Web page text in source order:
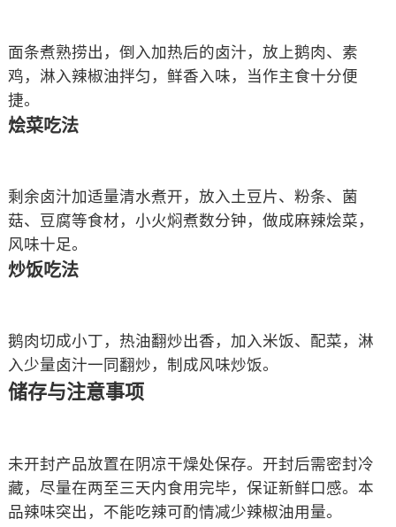
面条煮熟捞出，倒入加热后的卤汁，放上鹅肉、素
鸡，淋入辣椒油拌匀，鲜香入味，当作主食十分便
捷。
烩菜吃法
剩余卤汁加适量清水煮开，放入土豆片、粉条、菌
菇、豆腐等食材，小火焖煮数分钟，做成麻辣烩菜，
风味十足。
炒饭吃法
鹅肉切成小丁，热油翻炒出香，加入米饭、配菜，淋
入少量卤汁一同翻炒，制成风味炒饭。
储存与注意事项
未开封产品放置在阴凉干燥处保存。开封后需密封冷
藏，尽量在两至三天内食用完毕，保证新鲜口感。本
品辣味突出，不能吃辣可酌情减少辣椒油用量。